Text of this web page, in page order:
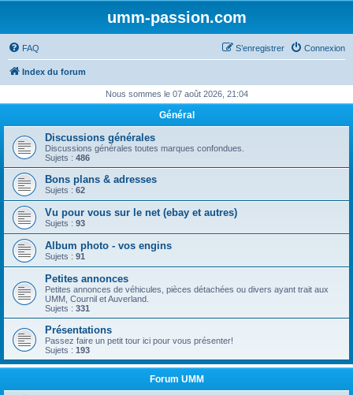
umm-passion.com
FAQ Connexion
S’enregistrer
Index du forum
Nous sommes le 07 août 2026, 21:04
Général
Discussions générales
Discussions générales toutes marques confondues.
Sujets : 486
Bons plans & adresses
Sujets : 62
Vu pour vous sur le net (ebay et autres)
Sujets : 93
Album photo - vos engins
Sujets : 91
Petites annonces
Petites annonces de véhicules, pièces détachées ou divers ayant trait aux
UMM, Cournil et Auverland.
Sujets : 331
Présentations
Passez faire un petit tour ici pour vous présenter!
Sujets : 193
Forum UMM